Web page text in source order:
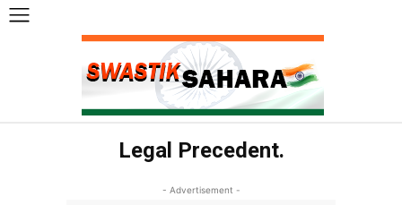
Legal Precedent.
- Advertisement -